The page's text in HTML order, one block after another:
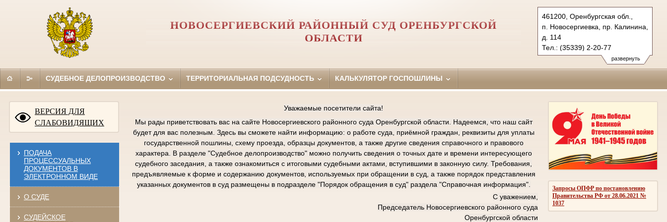
развернуть
461200, Оренбургская обл.,
п. Новосергиевка, пр. Калинина,
д. 114
Тел.: (35339) 2-20-77
(35339) 2-20-72 (ф.)
novosergievsky.orb@sudrf.ru
НОВОСЕРГИЕВСКИЙ РАЙОННЫЙ СУД ОРЕНБУРГСКОЙ
ОБЛАСТИ
СУДЕБНОЕ ДЕЛОПРОИЗВОДСТВО ТЕРРИТОРИАЛЬНАЯ ПОДСУДНОСТЬ КАЛЬКУЛЯТОР ГОСПОШЛИНЫ
ВЕРСИЯ ДЛЯ
СЛАБОВИДЯЩИХ
ПОДАЧА
ПРОЦЕССУАЛЬНЫХ
ДОКУМЕНТОВ В
ЭЛЕКТРОННОМ ВИДЕ
О СУДЕ
СУДЕЙСКОЕ
Запросы ОПФР по постановлению
Правительства РФ от 28.06.2021 №
1037
Уважаемые посетители сайта!
Мы рады приветствовать вас на сайте Новосергиевского районного суда Оренбургской области. Надеемся, что наш сайт
будет для вас полезным. Здесь вы сможете найти информацию: о работе суда, приёмной граждан, реквизиты для уплаты
государственной пошлины, схему проезда, образцы документов, а также другие сведения справочного и правового
характера. В разделе "Судебное делопроизводство" можно получить сведения о точных дате и времени интересующего
судебного заседания, а также ознакомиться с итоговыми судебными актами, вступившими в законную силу. Требования,
предъявляемые к форме и содержанию документов, используемых при обращении в суд, а также порядок представления
указанных документов в суд размещены в подразделе "Порядок обращения в суд" раздела "Справочная информация".
С уважением,
Председатель Новосергиевского районного суда
Оренбургской области